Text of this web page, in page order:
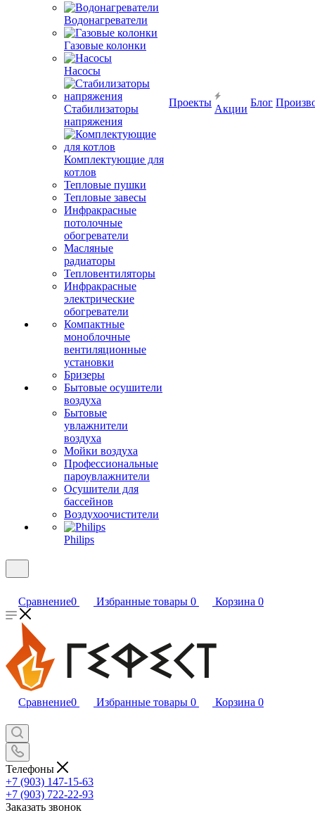
Водонагреватели
Газовые колонки
Насосы
Стабилизаторы
напряжения
Комплектующие для
котлов
Тепловые пушки
Тепловые завесы
Инфракрасные
потолочные
обогреватели
Масляные
радиаторы
Тепловентиляторы
Инфракрасные
электрические
обогреватели
Компактные
моноблочные
вентиляционные
установки
Бризеры
Бытовые осушители
воздуха
Бытовые
увлажнители
воздуха
Мойки воздуха
Профессиональные
пароувлажнители
Осушители для
бассейнов
Воздухоочистители
Philips
Проекты
Акции
Блог
Сравнение0 Избранные товары 0 Корзина 0
Сравнение0 Избранные товары 0 Корзина 0
Телефоны
+7 (903) 147-15-63
+7 (903) 722-22-93
Заказать звонок